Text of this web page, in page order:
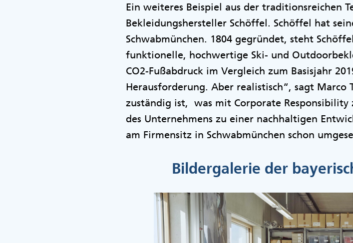
Ein weiteres Beispiel aus der traditionsreichen
Bekleidungshersteller Schöffel. Schöffel hat
Schwabmünchen. 1804 gegründet, steht
funktionelle, hochwertige Ski- und
CO2-Fußabdruck im Vergleich zum Basisjahr
Herausforderung. Aber realistisch“, sagt Marco
zuständig ist, was mit Corporate
des Unternehmens zu einer nachhaltigen
am Firmensitz in Schwabmünchen schon
Bildergalerie der